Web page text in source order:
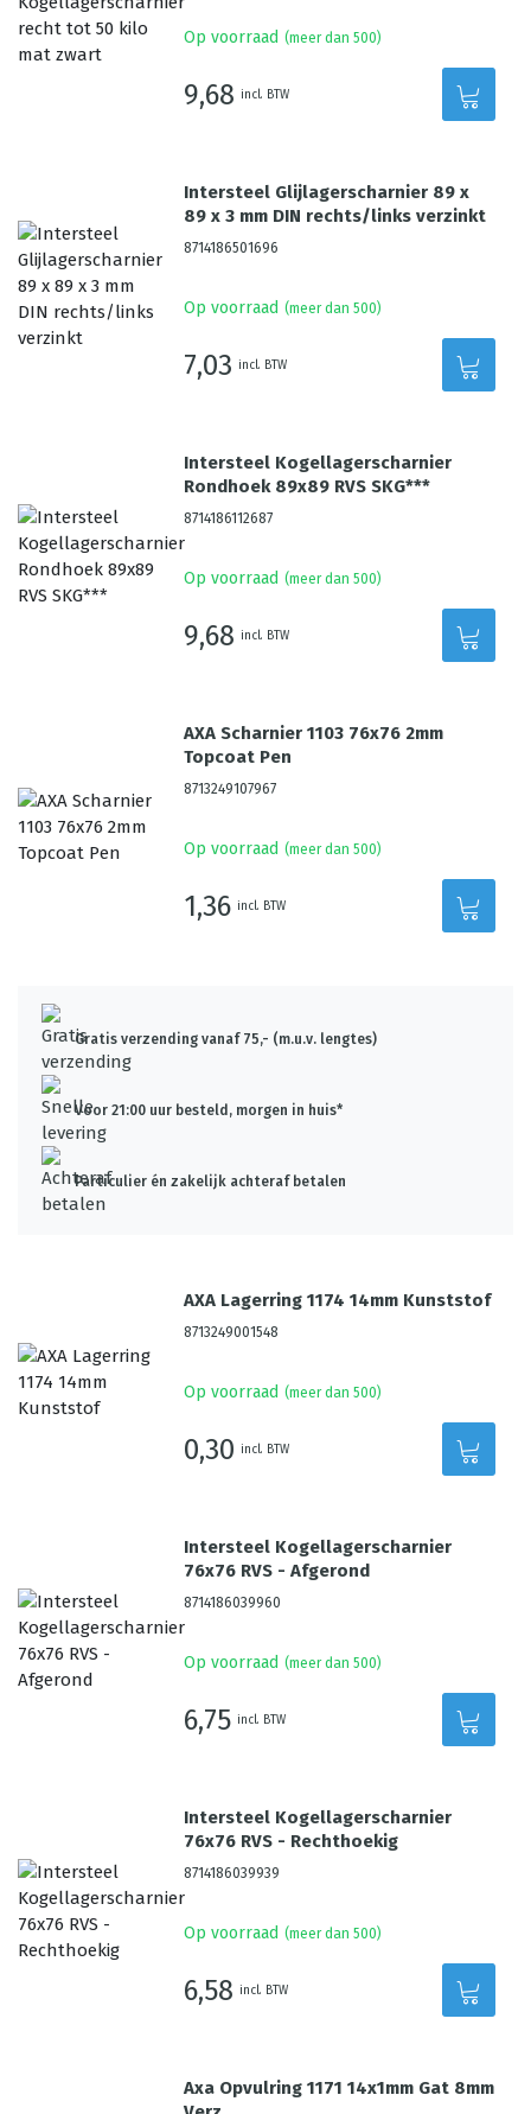
Op voorraad (meer dan 500)
9,68 incl. BTW
Intersteel Glijlagerscharnier 89 x
89 x 3 mm DIN rechts/links verzinkt
8714186501696
Op voorraad (meer dan 500)
7,03 incl. BTW
Intersteel Kogellagerscharnier
Rondhoek 89x89 RVS SKG***
8714186112687
Op voorraad (meer dan 500)
9,68 incl. BTW
AXA Scharnier 1103 76x76 2mm
Topcoat Pen
8713249107967
Op voorraad (meer dan 500)
1,36 incl. BTW
Gratis verzending vanaf 75,- (m.u.v. lengtes)
Voor 21:00 uur besteld, morgen in huis*
Particulier én zakelijk achteraf betalen
AXA Lagerring 1174 14mm Kunststof
8713249001548
Op voorraad (meer dan 500)
0,30 incl. BTW
Intersteel Kogellagerscharnier
76x76 RVS - Afgerond
8714186039960
Op voorraad (meer dan 500)
6,75 incl. BTW
Intersteel Kogellagerscharnier
76x76 RVS - Rechthoekig
8714186039939
Op voorraad (meer dan 500)
6,58 incl. BTW
Axa Opvulring 1171 14x1mm Gat 8mm